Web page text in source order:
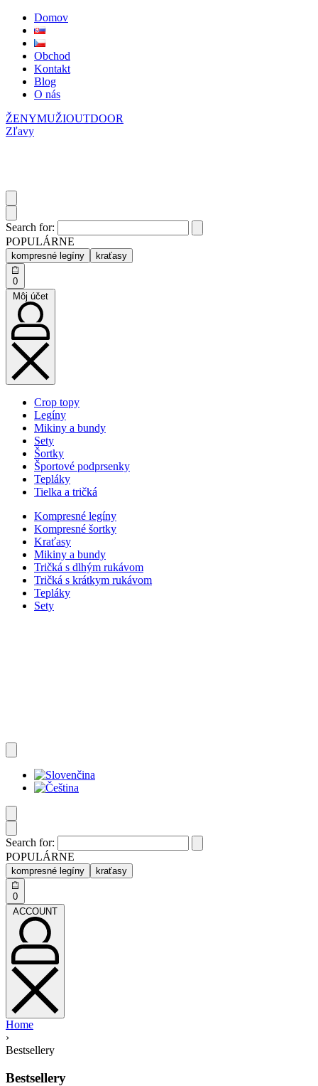
Domov
Obchod
Kontakt
Blog
O nás
ŽENYMUŽIOUTDOOR
Zľavy
Search for:
POPULÁRNE
kompresné legíny kraťasy
0
Môj účet
Crop topy
Legíny
Mikiny a bundy
Sety
Šortky
Športové podprsenky
Tepláky
Tielka a tričká
Kompresné legíny
Kompresné šortky
Kraťasy
Mikiny a bundy
Tričká s dlhým rukávom
Tričká s krátkym rukávom
Tepláky
Sety
Search for:
POPULÁRNE
kompresné legíny kraťasy
0
ACCOUNT
Home
›
Bestsellery
Bestsellery